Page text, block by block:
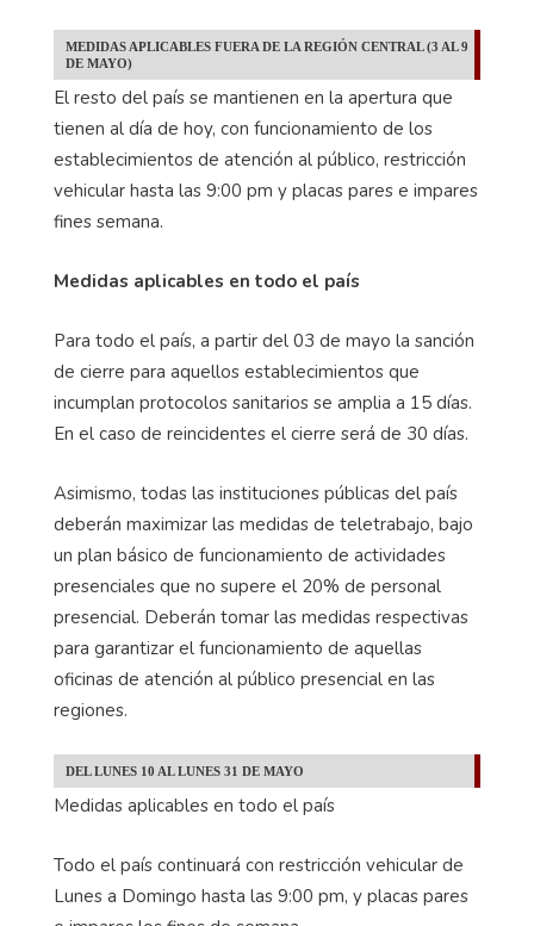
MEDIDAS APLICABLES FUERA DE LA REGIÓN CENTRAL (3 AL 9
DE MAYO)
El resto del país se mantienen en la apertura que
tienen al día de hoy, con funcionamiento de los
establecimientos de atención al público, restricción
vehicular hasta las 9:00 pm y placas pares e impares
fines semana.
Medidas aplicables en todo el país
Para todo el país, a partir del 03 de mayo la sanción
de cierre para aquellos establecimientos que
incumplan protocolos sanitarios se amplia a 15 días.
En el caso de reincidentes el cierre será de 30 días.
Asimismo, todas las instituciones públicas del país
deberán maximizar las medidas de teletrabajo, bajo
un plan básico de funcionamiento de actividades
presenciales que no supere el 20% de personal
presencial. Deberán tomar las medidas respectivas
para garantizar el funcionamiento de aquellas
oficinas de atención al público presencial en las
regiones.
DEL LUNES 10 AL LUNES 31 DE MAYO
Medidas aplicables en todo el país
Todo el país continuará con restricción vehicular de
Lunes a Domingo hasta las 9:00 pm, y placas pares